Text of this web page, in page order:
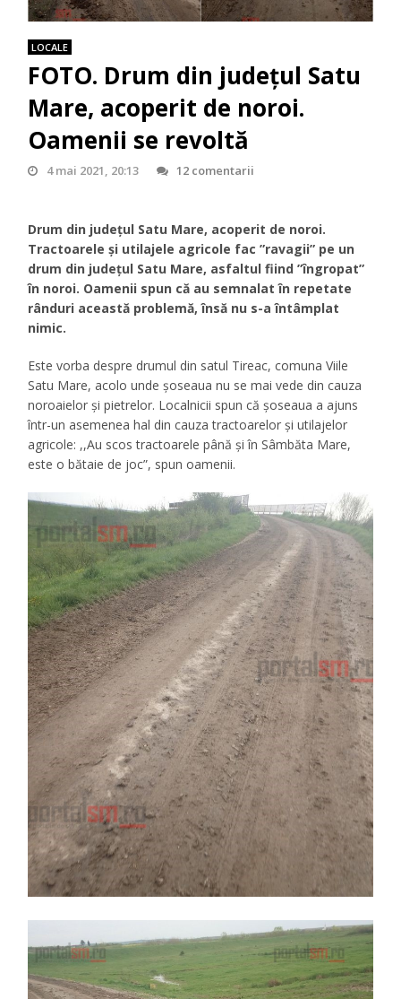
LOCALE
FOTO. Drum din județul Satu
Mare, acoperit de noroi.
Oamenii se revoltă
4 mai 2021, 20:13 12 comentarii
Drum din județul Satu Mare, acoperit de noroi.
Tractoarele și utilajele agricole fac ”ravagii” pe un
drum din județul Satu Mare, asfaltul fiind ”îngropat”
în noroi. Oamenii spun că au semnalat în repetate
rânduri această problemă, însă nu s-a întâmplat
nimic.
Este vorba despre drumul din satul Tireac, comuna Viile
Satu Mare, acolo unde șoseaua nu se mai vede din cauza
noroaielor și pietrelor. Localnicii spun că șoseaua a ajuns
într-un asemenea hal din cauza tractoarelor și utilajelor
agricole: ,,Au scos tractoarele până și în Sâmbăta Mare,
este o bătaie de joc”, spun oamenii.